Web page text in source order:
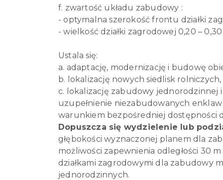
f. zwartość układu zabudowy :
- optymalna szerokość frontu działki
- wielkość działki zagrodowej 0,20 –
Ustala się:
a. adaptację, modernizację i budowę
b. lokalizację nowych siedlisk rolniczych,
c. lokalizację zabudowy jednorodzinnej
uzupełnienie niezabudowanych
warunkiem bezpośredniej dostępności
Dopuszcza się wydzielenie lub
głębokości wyznaczonej planem dla
możliwości zapewnienia odległości 30
działkami zagrodowymi dla zabudowy
jednorodzinnych.